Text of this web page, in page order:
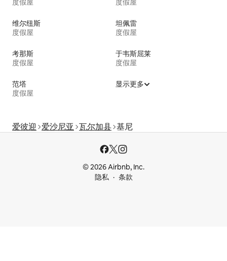
度假屋 度假屋
维尔纽斯
度假屋
坦佩雷
度假屋
考那斯
度假屋
于韦斯屈莱
度假屋
范塔
度假屋
显示更多
爱彼迎 爱沙尼亚 瓦尔加县 基尼
© 2026 Airbnb, Inc.
隐私
条款